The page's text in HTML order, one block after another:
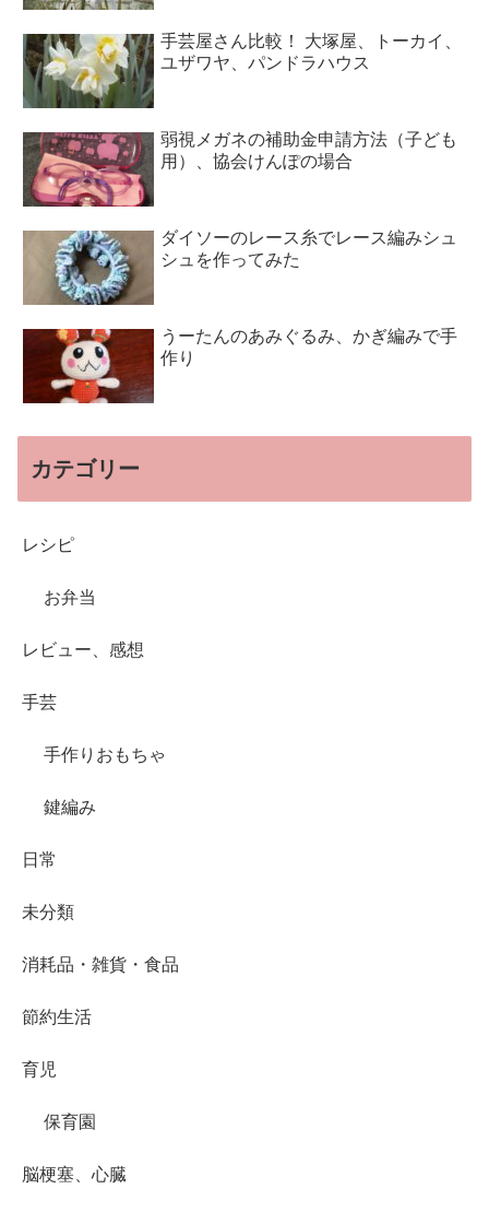
手芸屋さん比較！ 大塚屋、トーカイ、
ユザワヤ、パンドラハウス
弱視メガネの補助金申請方法（子ども
用）、協会けんぽの場合
ダイソーのレース糸でレース編みシュ
シュを作ってみた
うーたんのあみぐるみ、かぎ編みで手
作り
カテゴリー
レシピ
お弁当
レビュー、感想
手芸
手作りおもちゃ
鍵編み
日常
未分類
消耗品・雑貨・食品
節約生活
育児
保育園
脳梗塞、心臓